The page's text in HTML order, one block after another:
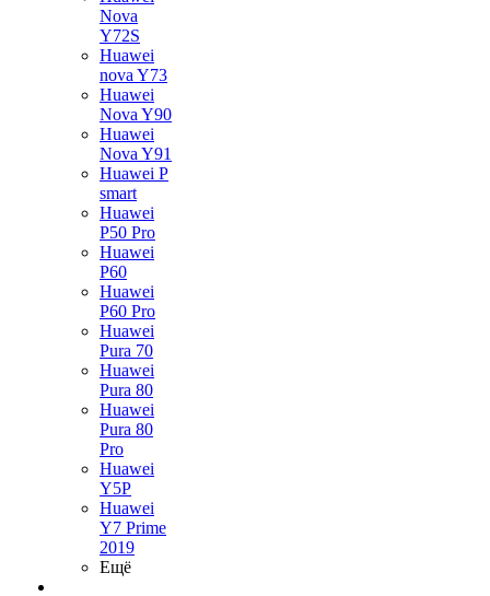
Nova
Y72S
Huawei
nova Y73
Huawei
Nova Y90
Huawei
Nova Y91
Huawei P
smart
Huawei
P50 Pro
Huawei
P60
Huawei
P60 Pro
Huawei
Pura 70
Huawei
Pura 80
Huawei
Pura 80
Pro
Huawei
Y5P
Huawei
Y7 Prime
2019
Ещё